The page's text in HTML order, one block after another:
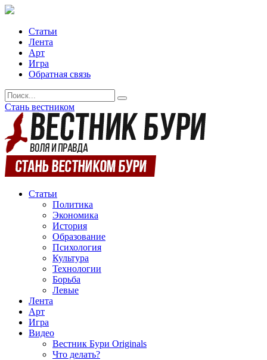
Статьи
Лента
Арт
Игра
Обратная связь
Стань вестником
Статьи
Политика
Экономика
История
Образование
Психология
Культура
Технологии
Борьба
Левые
Лента
Арт
Игра
Видео
Вестник Бури Originals
Что делать?